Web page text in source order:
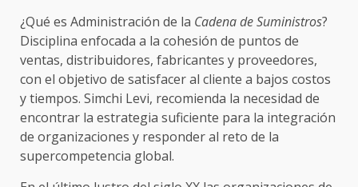
¿Qué es Administración de la Cadena de Suministros?
Disciplina enfocada a la cohesión de puntos de
ventas, distribuidores, fabricantes y proveedores,
con el objetivo de satisfacer al cliente a bajos costos
y tiempos. Simchi Levi, recomienda la necesidad de
encontrar la estrategia suficiente para la integración
de organizaciones y responder al reto de la
supercompetencia global.